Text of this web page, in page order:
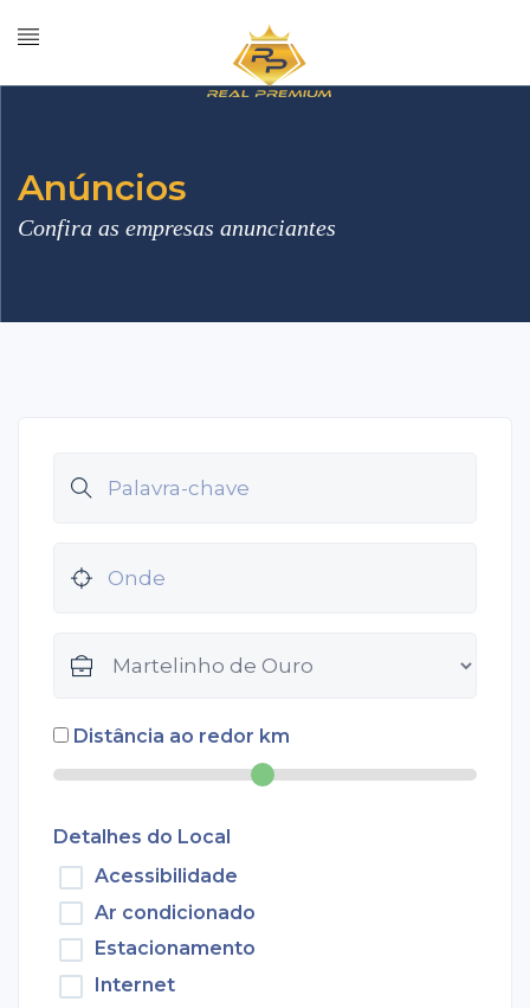
Anúncios
Confira as empresas anunciantes
Distância ao redor km
Detalhes do Local
Acessibilidade
Ar condicionado
Estacionamento
Internet